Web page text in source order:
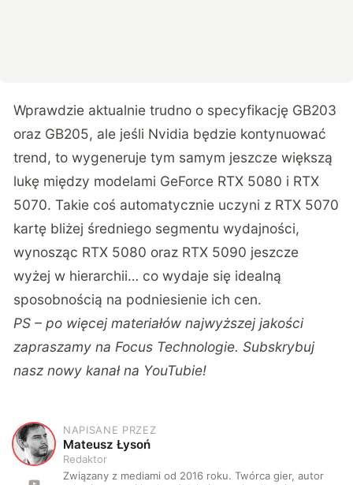
Wprawdzie aktualnie trudno o specyfikację GB203
oraz GB205, ale jeśli Nvidia będzie kontynuować
trend, to wygeneruje tym samym jeszcze większą
lukę między modelami GeForce RTX 5080 i RTX
5070. Takie coś automatycznie uczyni z RTX 5070
kartę bliżej średniego segmentu wydajności,
wynosząc RTX 5080 oraz RTX 5090 jeszcze
wyżej w hierarchii… co wydaje się idealną
sposobnością na podniesienie ich cen.
PS – po więcej materiałów najwyższej jakości
zapraszamy na Focus Technologie. Subskrybuj
nasz nowy kanał na YouTubie!
M
NAPISANE PRZEZ
Mateusz Łysoń
Redaktor
Związany z mediami od 2016 roku. Twórca gier, autor